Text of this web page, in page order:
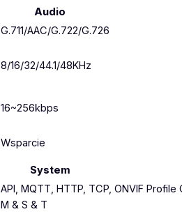
Audio
G.711/AAC/G.722/G.726
8/16/32/44.1/48KHz
16~256kbps
Wsparcie
System
API, MQTT, HTTP, TCP, ONVIF Profile
M & S & T